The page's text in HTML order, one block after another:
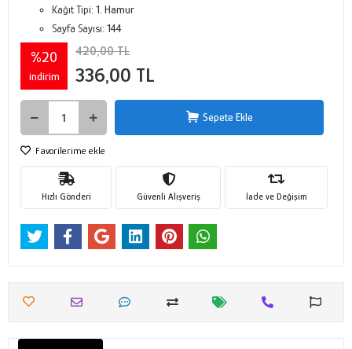
Kağıt Tipi: 1. Hamur
Sayfa Sayısı: 144
%20
indirim
420,00 TL
336,00 TL
Sepete Ekle
Favorilerime ekle
Hızlı Gönderi Güvenli Alışveriş İade ve Değişim